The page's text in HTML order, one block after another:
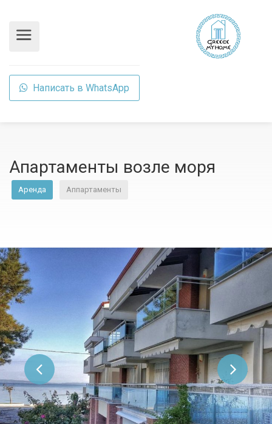
Написать в WhatsApp
Апартаменты возле моря
Аренда Аппартаменты